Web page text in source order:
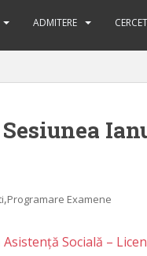
ADMITERE
,Programare Examene
Socială –